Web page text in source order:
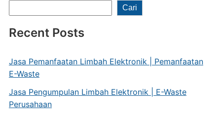
Cari
Recent Posts
Jasa Pemanfaatan Limbah Elektronik | Pemanfaatan
E-Waste
Jasa Pengumpulan Limbah Elektronik | E-Waste
Perusahaan